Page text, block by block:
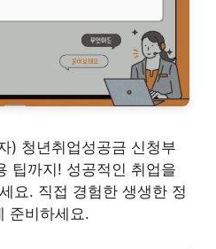
) 청년취업성공금 신청부
팁까지! 성공적인 취업을
요. 직접 경험한 생생한 정
준비하세요.